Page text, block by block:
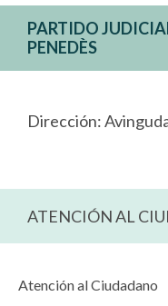
PARTIDO
PENEDÈS
Dirección:
ATENCIÓN AL
Atención al Ciudadano